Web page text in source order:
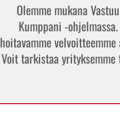
Olemme mukana
Kumppani -
hoitavamme
Voit tarkistaa